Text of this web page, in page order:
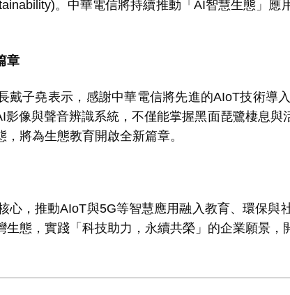
。中華電信將持續推動「 AI智慧生態」應
章
子堯表示，感謝中華電信將先進的AIoT技術導
影像與聲音辨識系統，不僅能掌握黑面琵鷺棲息
將為生態教育開啟全新篇章。
心，推動AIoT與5G等智慧應用融入教育、環保與
態，實踐「科技助力，永續共榮」的企業願景，